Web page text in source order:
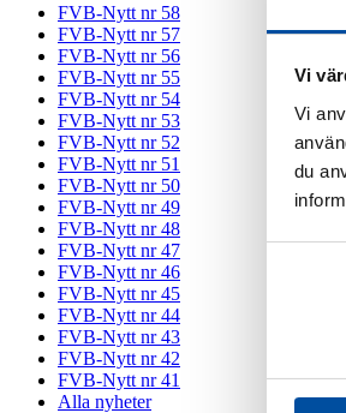
Vi
Vi
du
FVB-Nytt nr 58
FVB-Nytt nr 57
FVB-Nytt nr 56
FVB-Nytt nr 55
FVB-Nytt nr 54
FVB-Nytt nr 53
FVB-Nytt nr 52
FVB-Nytt nr 51
FVB-Nytt nr 50
FVB-Nytt nr 49
FVB-Nytt nr 48
FVB-Nytt nr 47
FVB-Nytt nr 46
FVB-Nytt nr 45
FVB-Nytt nr 44
FVB-Nytt nr 43
FVB-Nytt nr 42
FVB-Nytt nr 41
Alla nyheter